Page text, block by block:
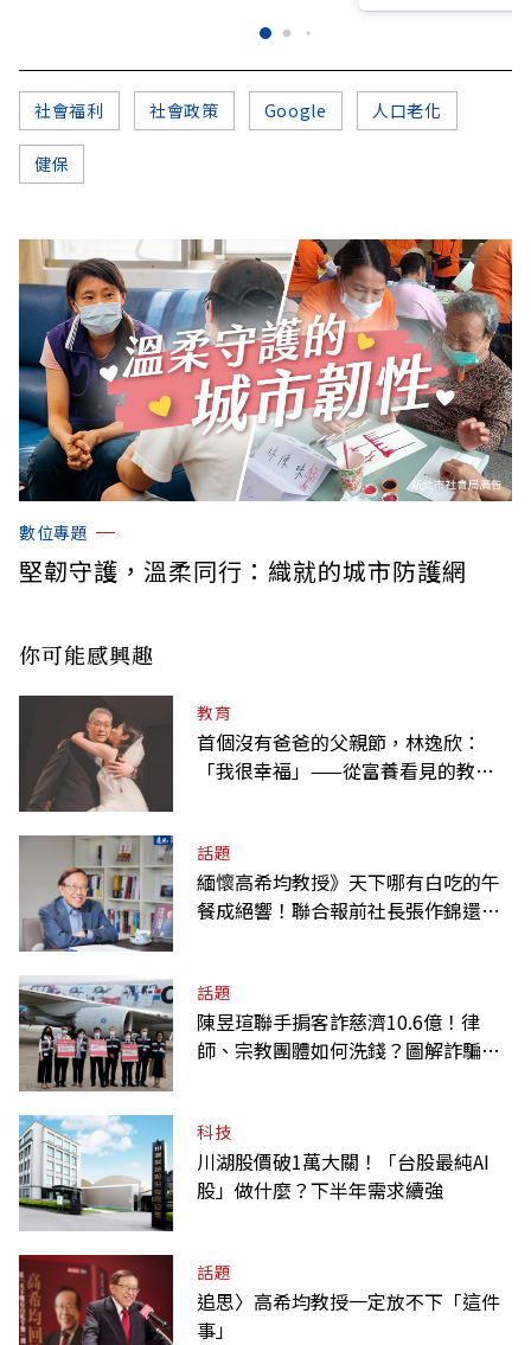
社會福利 社會政策 Google 人口老化
健保
數位專題
堅韌守護，溫柔同行：織就的城市防護網
你可能感興趣
教育
首個沒有爸爸的父親節，林逸欣：
「我很幸福」——從富養看見的教養
話題
緬懷高希均教授》天下哪有白吃的午
餐成絕響！聯合報前社長張作錦還原
話題
陳昱瑄聯手掮客詐慈濟10.6億！律
師、宗教團體如何洗錢？圖解詐騙關
科技
川湖股價破1萬大關！「台股最純AI
股」做什麼？下半年需求續強
話題
追思〉高希均教授一定放不下「這件
事」